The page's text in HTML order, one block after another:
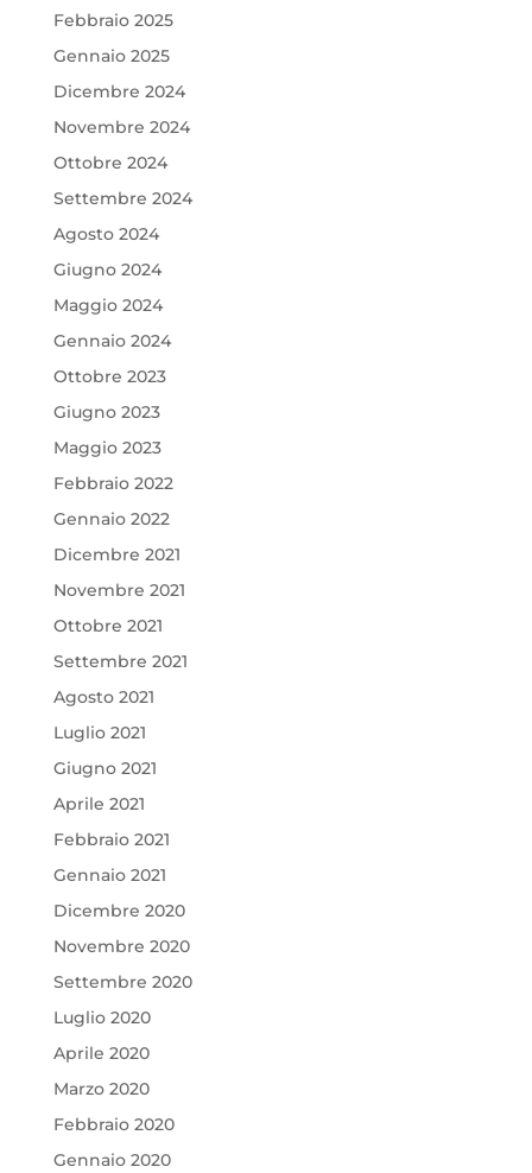
Febbraio 2025
Gennaio 2025
Dicembre 2024
Novembre 2024
Ottobre 2024
Settembre 2024
Agosto 2024
Giugno 2024
Maggio 2024
Gennaio 2024
Ottobre 2023
Giugno 2023
Maggio 2023
Febbraio 2022
Gennaio 2022
Dicembre 2021
Novembre 2021
Ottobre 2021
Settembre 2021
Agosto 2021
Luglio 2021
Giugno 2021
Aprile 2021
Febbraio 2021
Gennaio 2021
Dicembre 2020
Novembre 2020
Settembre 2020
Luglio 2020
Aprile 2020
Marzo 2020
Febbraio 2020
Gennaio 2020